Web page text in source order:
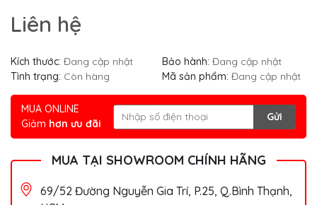
Liên hệ
Kích thước: Đang cập nhật Bảo hành: Đang cập nhật
Tình trạng: Còn hàng Mã sản phẩm: Đang cập nhật
MUA ONLINE
Giảm hơn ưu đãi
Gửi
MUA TẠI SHOWROOM CHÍNH HÃNG
69/52 Đường Nguyễn Gia Trí, P.25, Q.Bình Thạnh,